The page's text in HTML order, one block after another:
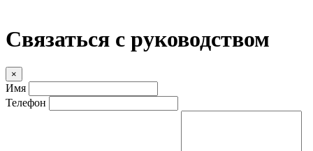
Связаться с руководством
×
Имя
Телефон